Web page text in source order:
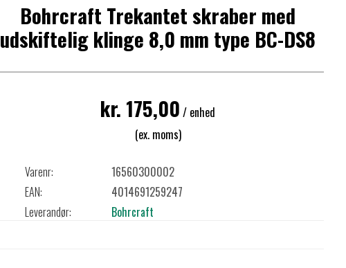
Bohrcraft Trekantet skraber med
udskiftelig klinge 8,0 mm type BC-DS8
kr. 175,00 / enhed
(ex. moms)
Varenr:
16560300002
EAN:
4014691259247
Leverandør:
Bohrcraft